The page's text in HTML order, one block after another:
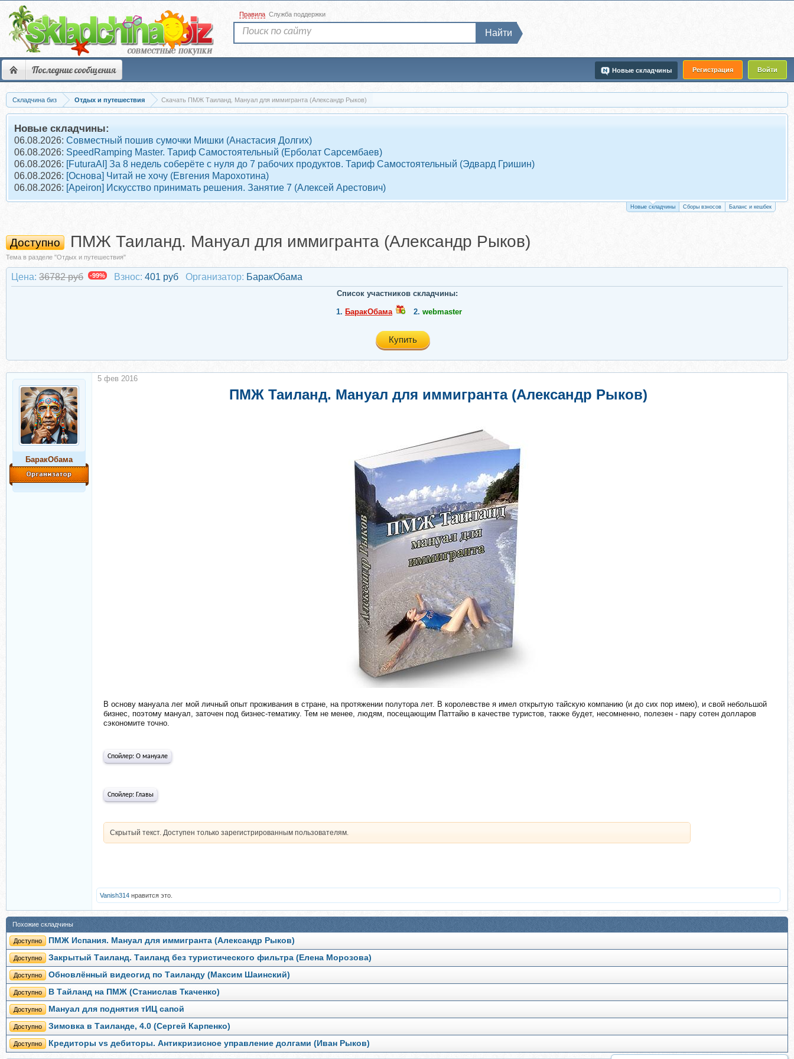
Последние сообщения Регистрация Войти
Новые складчины
Правила Служба поддержки
Найти
Складчина биз Отдых и путешествия Скачать ПМЖ Таиланд. Мануал для иммигранта (Александр Рыков)
Новые складчины:
06.08.2026: Совместный пошив сумочки Мишки (Анастасия Долгих)
06.08.2026: SpeedRamping Master. Тариф Самостоятельный (Ерболат Сарсембаев)
06.08.2026: [FuturaAI] За 8 недель соберёте с нуля до 7 рабочих продуктов. Тариф Самостоятельный (Эдвард Гришин)
06.08.2026: [Основа] Читай не хочу (Евгения Марохотина)
06.08.2026: [Apeiron] Искусство принимать решения. Занятие 7 (Алексей Арестович)
Новые складчины Сборы взносов Баланс и кешбек
Доступно ПМЖ Таиланд. Мануал для иммигранта (Александр Рыков)
Тема в разделе "Отдых и путешествия"
Цена: 36782 руб -99% Взнос: 401 руб Организатор: БаракОбама
Список участников складчины:
1. БаракОбама 2. webmaster
Купить
БаракОбама
ПМЖ Таиланд. Мануал для иммигранта (Александр Рыков)
В основу мануала лег мой личный опыт проживания в стране, на протяжении полутора лет. В королевстве я имел открытую тайскую компанию (и до сих пор имею), и свой небольшой
бизнес, поэтому мануал, заточен под бизнес-тематику. Тем не менее, людям, посещающим Паттайю в качестве туристов, также будет, несомненно, полезен - пару сотен долларов
сэкономите точно.
Спойлер: О мануале
Спойлер: Главы
Скрытый текст. Доступен только зарегистрированным пользователям.
5 фев 2016
Vanish314 нравится это.
Похожие складчины
Доступно ПМЖ Испания. Мануал для иммигранта (Александр Рыков)
Доступно Закрытый Таиланд. Таиланд без туристического фильтра (Елена Морозова)
Доступно Обновлённый видеогид по Таиланду (Максим Шаинский)
Доступно В Тайланд на ПМЖ (Станислав Ткаченко)
Доступно Мануал для поднятия тИЦ сапой
Доступно Зимовка в Таиланде, 4.0 (Сергей Карпенко)
Доступно Кредиторы vs дебиторы. Антикризисное управление долгами (Иван Рыков)